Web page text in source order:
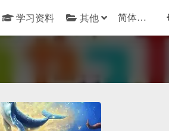
学习资料 其他